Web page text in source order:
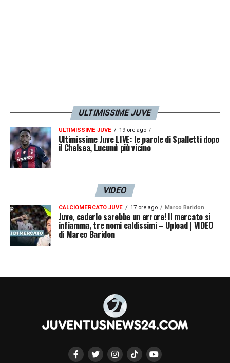
certo punto (2011), la Lazio ha venduto
Stephan Lichtsteiner alla Juventus e la
dirigenza ha poi detto che non avrebbe mai
più venduto un giocatore alla Juve. Erano
stufi che la Juve vincesse tutto e avesse i
LA PLAYLIST DELLE NOSTRE TOP NEWS
ULTIMISSIME JUVE
ULTIMISSIME JUVE 19 ore ago
Ultimissime Juve LIVE: le parole di Spalletti dopo
il Chelsea, Lucumì più vicino
VIDEO
CALCIOMERCATO JUVE 17 ore ago Marco Baridon
Juve, cederlo sarebbe un errore! Il mercato si
infiamma, tre nomi caldissimi – Upload | VIDEO
di Marco Baridon